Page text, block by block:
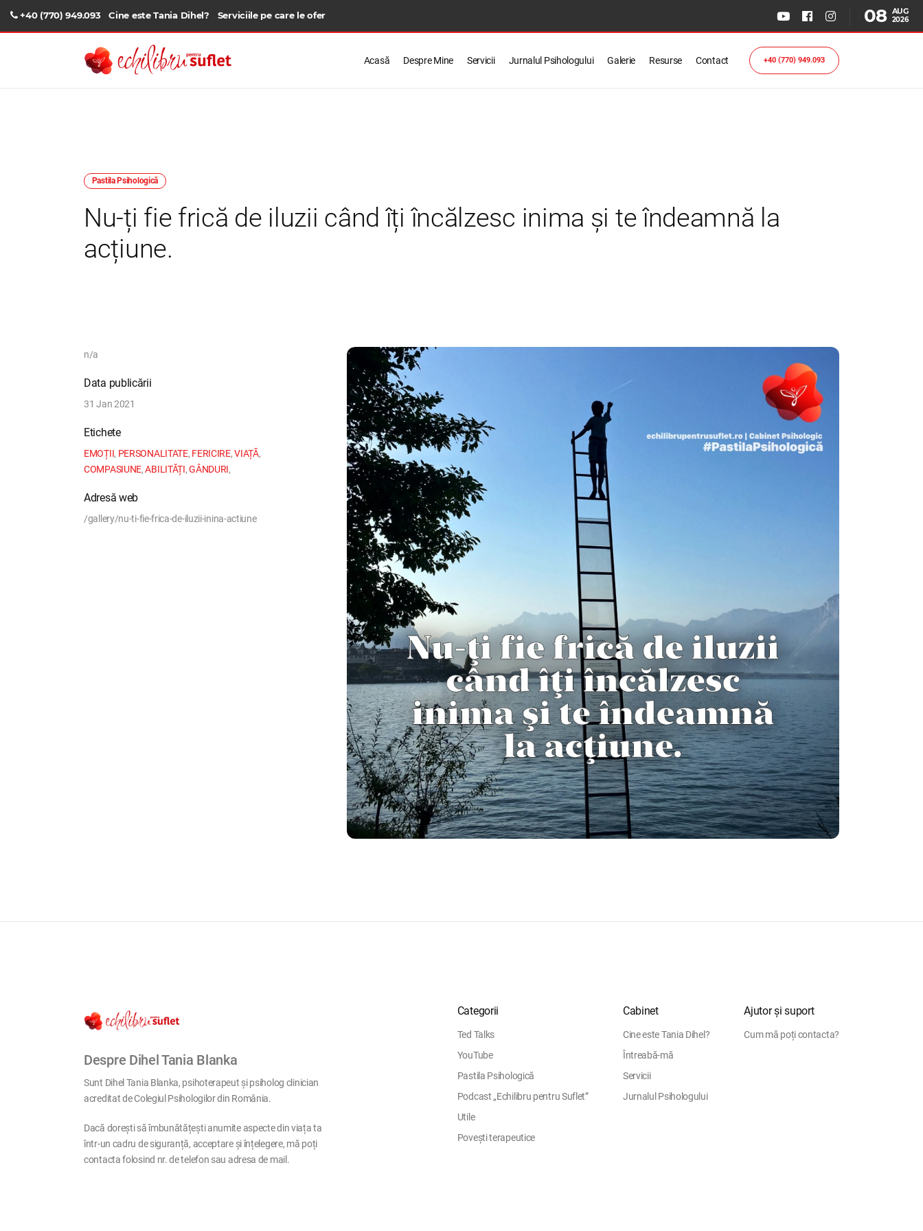
+40 (770) 949.093 Cine este Tania Dihel? Serviciile pe care le ofer 08 AUG
2026
Acasă Despre Mine Servicii Jurnalul Psihologului Galerie Resurse Contact +40 (770) 949.093
Pastila Psihologică
Nu-ți fie frică de iluzii când îți încălzesc inima și te îndeamnă la
acțiune.
n/a
Data publicării
31 Jan 2021
Etichete
EMOȚII, PERSONALITATE, FERICIRE,VIAȚĂ,
COMPASIUNE,ABILITĂȚI,GÂNDURI,
Adresă web
/gallery/nu-ti-fie-frica-de-iluzii-inina-actiune
Despre Dihel Tania Blanka
Sunt Dihel Tania Blanka, psihoterapeut și psiholog clinician
acreditat de Colegiul Psihologilor din România.
Dacă dorești să îmbunătățești anumite aspecte din viața ta
într-un cadru de siguranță, acceptare și înțelegere, mă poți
contacta folosind nr. de telefon sau adresa de mail.
Categorii
Ted Talks
YouTube
Pastila Psihologică
Podcast „Echilibru pentru Suflet”
Utile
Povești terapeutice
Cabinet
Cine este Tania Dihel?
Întreabă-mă
Servicii
Jurnalul Psihologului
Ajutor și suport
Cum mă poți contacta?